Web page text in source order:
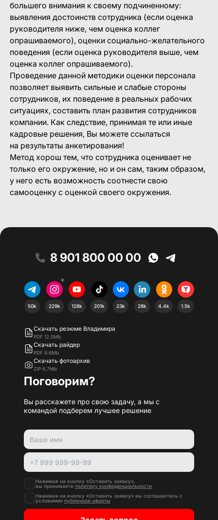
большего внимания к своему подчиненному:
выявления достоинств сотрудника (если оценка
руководителя ниже, чем оценка коллег
опрашиваемого), оценки социально-желательного
поведения (если оценка руководителя выше, чем
оценка коллег опрашиваемого).
Проведение данной методики оценки персонала
позволяет выявить сильные и слабые стороны
сотрудников, их поведение в реальных рабочих
ситуациях, составить план развития сотрудников
компании. Как следствие, принимая те или иные
кадровые решения, Вы можете ссылаться
на результаты анкетирования!
Метод хорош тем, что сотрудника оценивает не
только его окружение, но и он сам, таким образом,
у него есть возможность соотнести свою
самооценку с оценкой своего окружения.
8 901 800 00 00
50k
*
229k 128k 201k 23k 28k 4.4k 1.5k
Скачать резюме Владимира
PDF 12.0Mb
Скачать райдер
PDF 9.6Mb
Скачать фотоархив
ZIP 6.7Mb
Поговорим?
Вы расскажете про свою задачу, а мы с
командой подберем лучшее решение
Нажимая на кнопку «Оставить заявку»,
вы принимаете политику конфиденциальности
Нажимая на кнопку «Оставить заявку» вы соглашаетесь с
условиями публичной оферты